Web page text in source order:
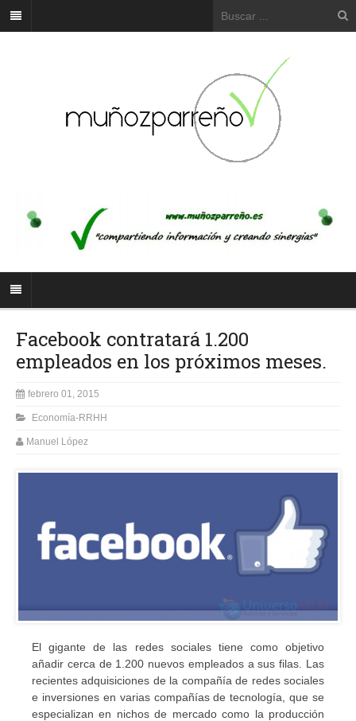
Facebook contratará 1.200
empleados en los próximos meses.
febrero 01, 2015
Economía-RRHH
Manuel López
Elgigante de las redes sociales tiene como objetivo
añadir cerca de 1.200 nuevos empleados a sus filas
Las
recientes adquisiciones de la compañía de redes sociales
e inversiones en varias compañías de tecnología , que se
especializanen nichos de mercado como la producción